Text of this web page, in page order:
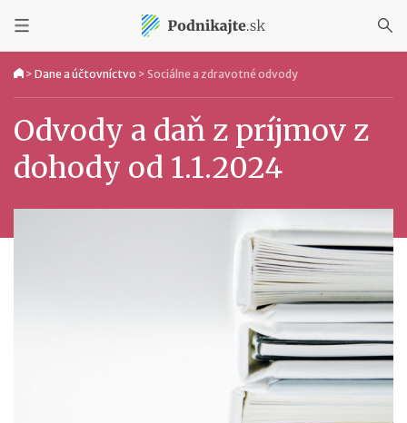
> Dane a účtovníctvo > Sociálne a zdravotné odvody
Odvody a daň z príjmov z
dohody od 1.1.2024